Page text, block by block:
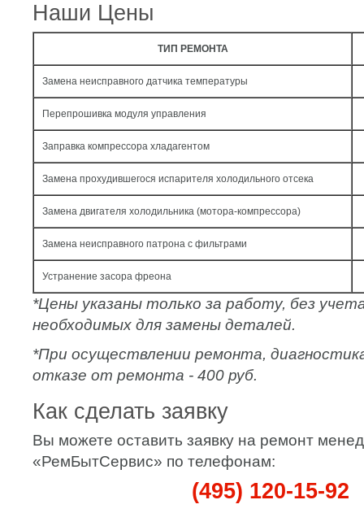
Наши Цены
ТИП РЕМОНТА
Замена неисправного датчика температуры
Перепрошивка модуля управления
Заправка компрессора хладагентом
Замена прохудившегося испарителя холодильного отсека
Замена двигателя холодильника (мотора-компрессора)
Замена неисправного патрона с фильтрами
Устранение засора фреона
*Цены указаны только за работу, без
необходимых для замены деталей.
*При осуществлении ремонта,
отказе от ремонта - 400 руб.
Как сделать заявку
Вы можете оставить заявку на ремонт
«РемБытСервис» по телефонам:
(495) 120-15-92